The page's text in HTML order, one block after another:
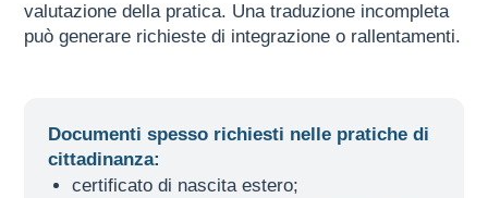
valutazione della pratica. Una traduzione incompleta
può generare richieste di integrazione o rallentamenti.
Documenti spesso richiesti nelle pratiche di
cittadinanza:
certificato di nascita estero;